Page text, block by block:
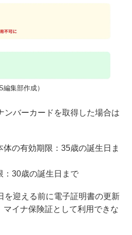
編集部作成）
ンバーカードを取得した場合は
体の有効期限：35歳の誕生日ま
：30歳の誕生日まで
を迎える前に電子証明書の更新
マイナ保険証として利用できな